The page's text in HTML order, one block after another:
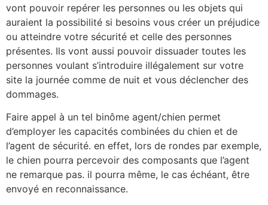
vont pouvoir repérer les personnes ou les objets qui
auraient la possibilité si besoins vous créer un préjudice
ou atteindre votre sécurité et celle des personnes
présentes. Ils vont aussi pouvoir dissuader toutes les
personnes voulant s’introduire illégalement sur votre
site la journée comme de nuit et vous déclencher des
dommages.
Faire appel à un tel binôme agent/chien permet
d’employer les capacités combinées du chien et de
l’agent de sécurité. en effet, lors de rondes par exemple,
le chien pourra percevoir des composants que l’agent
ne remarque pas. il pourra même, le cas échéant, être
envoyé en reconnaissance.